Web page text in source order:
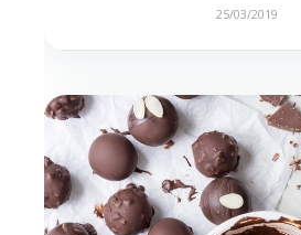
25/03/2019